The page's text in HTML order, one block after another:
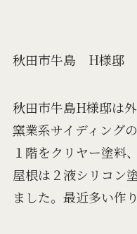
秋田市牛島 H様邸
秋田市牛島H様邸は
窯業系サイディング
１階をクリヤー塗料
屋根は２液シリコン
ました。最近多い作